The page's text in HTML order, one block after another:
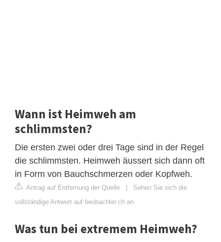
Wann ist Heimweh am
schlimmsten?
Die ersten zwei oder drei Tage sind in der Regel
die schlimmsten. Heimweh äussert sich dann oft
in Form von Bauchschmerzen oder Kopfweh.
Antrag auf Entfernung der Quelle | Sehen Sie sich die
vollständige Antwort auf beobachter.ch an
Was tun bei extremem Heimweh?